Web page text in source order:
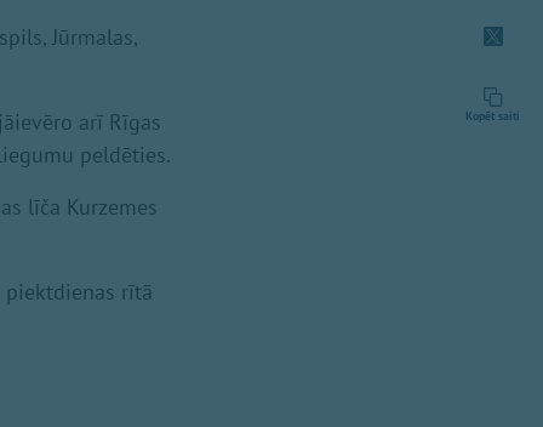
Jūrmalas,
arī Rīgas
peldēties.
līča Kurzemes
piektdienas rītā
Kopēt saiti